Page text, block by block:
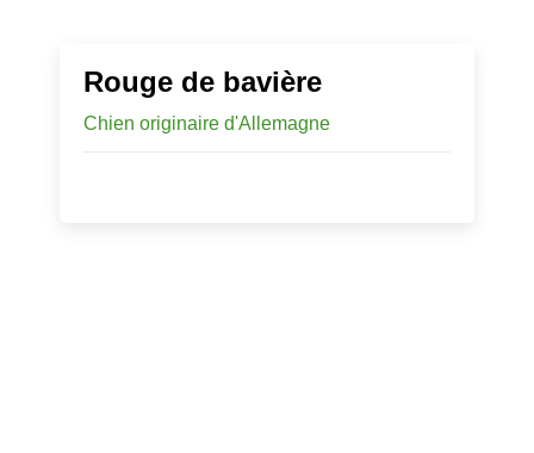
Rouge de bavière
Chien originaire d'Allemagne